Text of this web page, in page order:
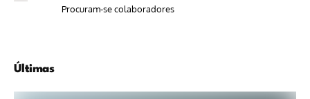
Procuram-se colaboradores
Últimas